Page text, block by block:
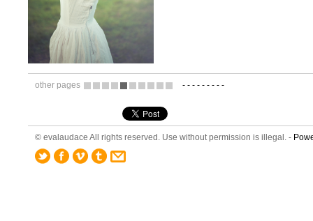
other pages - - - - - - - - -
© evalaudace All rights reserved. Use without permission is illegal. -